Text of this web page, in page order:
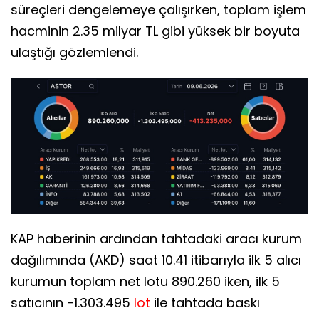
süreçleri dengelemeye çalışırken, toplam işlem
hacminin 2.35 milyar TL gibi yüksek bir boyuta
ulaştığı gözlemlendi.
KAP haberinin ardından tahtadaki aracı kurum
dağılımında (AKD) saat 10.41 itibarıyla ilk 5 alıcı
kurumun toplam net lotu 890.260 iken, ilk 5
satıcının -1.303.495 lot ile tahtada baskı